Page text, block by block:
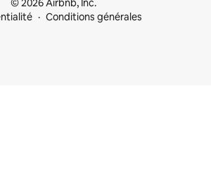
© 2026 Airbnb, Inc.
Conditions générales